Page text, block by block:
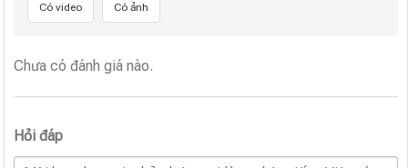
Có video Có ảnh
Chưa có đánh giá nào.
Hỏi đáp